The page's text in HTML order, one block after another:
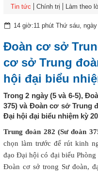
Tin tức
Chính trị Làm theo
14 giờ:11 phút Thứ sáu,
Đoàn cơ sở
cơ sở Trung
hội đại biểu
Trong 2 ngày (5 và 6-5),
375) và Đoàn cơ sở Trung
Đại hội đại biểu nhiệm kỳ
Trung đoàn 282 (Sư đoàn
chọn làm trước để rút kinh
đạo Đại hội có đại biểu
Đoàn cơ sở trong Sư đoàn,